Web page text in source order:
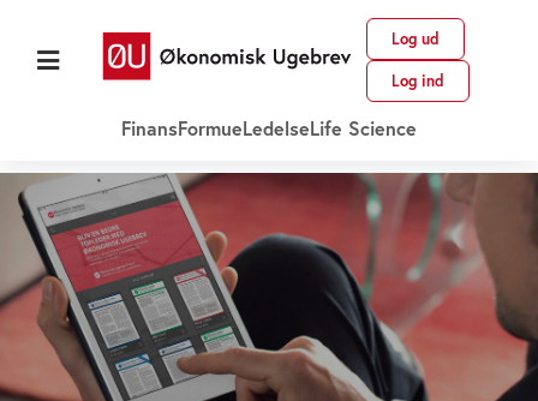
Log ud
Log ind
FinansFormueLedelseLife Science